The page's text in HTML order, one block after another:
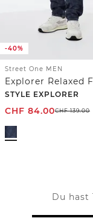
-40%
Street One MEN
Explorer Relaxed
STYLE EXPLORER
CHF 84.00CHF139.00
Du hast